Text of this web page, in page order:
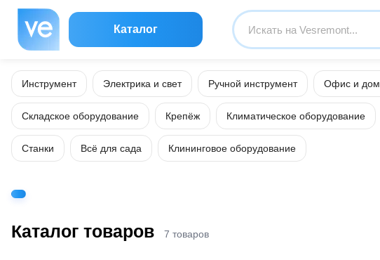
Каталог
Инструмент Электрика и свет Ручной инструмент Офис и дом
Складское оборудование Крепёж Климатическое оборудование
Станки Всё для сада Клининговое оборудование
Каталог товаров 7 товаров